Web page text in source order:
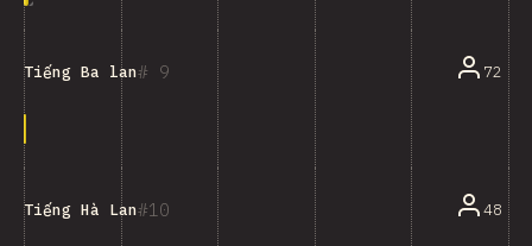
9
Tiếng Ba lan 72
10
Tiếng Hà Lan 48